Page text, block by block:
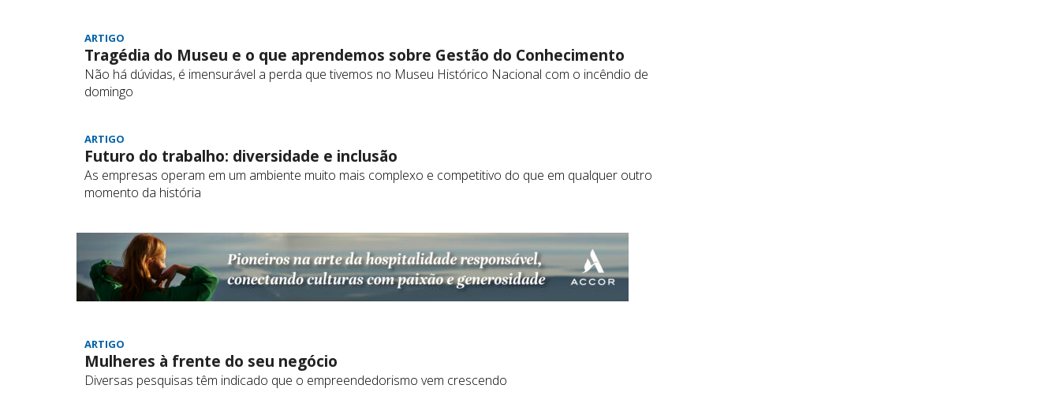
ARTIGO
Tragédia do Museu e o que aprendemos sobre Gestão do Conhecimento
Não há dúvidas, é imensurável a perda que tivemos no Museu Histórico Nacional com o incêndio de
domingo
ARTIGO
Futuro do trabalho: diversidade e inclusão
As empresas operam em um ambiente muito mais complexo e competitivo do que em qualquer outro
momento da história
ARTIGO
Mulheres à frente do seu negócio
Diversas pesquisas têm indicado que o empreendedorismo vem crescendo